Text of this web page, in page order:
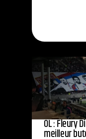
OL : Fleury
meilleur